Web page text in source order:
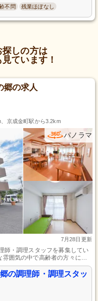
不問 残業ほぼなし
探しの方は
見ています！
郷の求人
京成金町駅から3.2km
パノラマ
7月28日更新
師・調理スタッフを募集してい
囲気の中で高齢者の方々に美
す。パート・アルバイトとし
問いません。料理が好きな方
お待ちしています。ぜひ、あ
の調理師・調理スタッ